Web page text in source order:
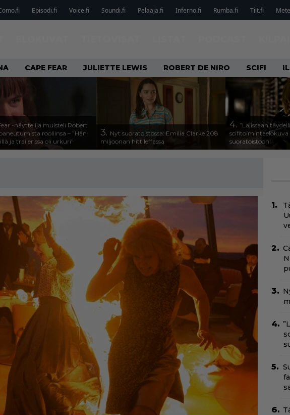
Episodi.fi Voice.fi Soundi.fi Pelaaja.fi Inferno.fi Rumba.fi Tilt.fi
CAPE FEAR JULIETTE LEWIS ROBERT DE NIRO SCIFI
-näyttelijä muisteli Robert
rooliinsa – ”Hän
ja trailerissa oli urkuri”
3. Nyt suoratoistossa: Emilia Clarke 208
miljoonan hittileffassa
4. ”Lajissaan
scifitoimintaelokuva
suoratoistoon!